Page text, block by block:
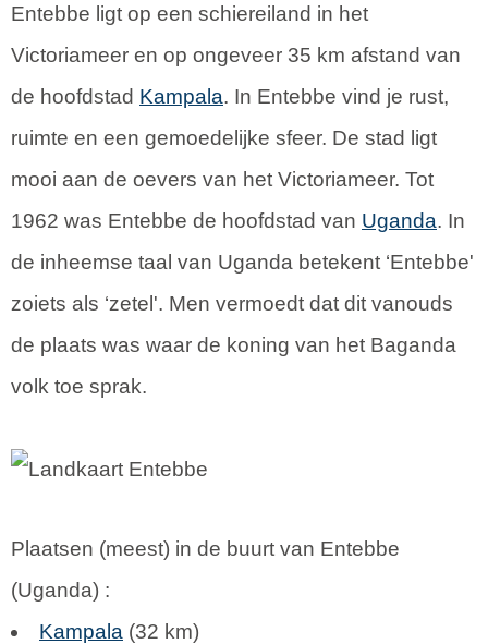
Entebbe ligt op een schiereiland in het
Victoriameer en op ongeveer 35 km afstand van
de hoofdstad Kampala. In Entebbe vind je rust,
ruimte en een gemoedelijke sfeer. De stad ligt
mooi aan de oevers van het Victoriameer. Tot
1962 was Entebbe de hoofdstad van Uganda. In
de inheemse taal van Uganda betekent ‘Entebbe'
zoiets als ‘zetel'. Men vermoedt dat dit vanouds
de plaats was waar de koning van het Baganda
volk toe sprak.
Plaatsen (meest) in de buurt van Entebbe
(Uganda) :
Kampala (32 km)